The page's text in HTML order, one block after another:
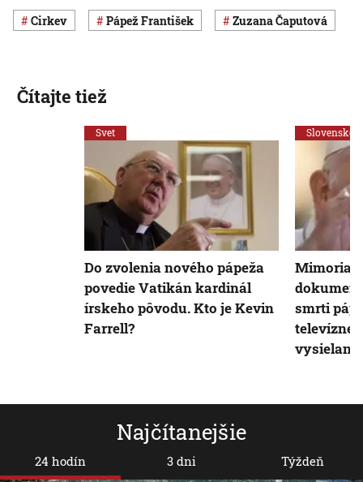
cirkev pápež František Zuzana Čaputová
Najčítanejšie
24 hodín 3 dni Týždeň
Čítajte tiež
Svet
Do zvolenia nového pápeža
povedie Vatikán kardinál
írskeho pôvodu. Kto je Kevin
Farrell?
Slovensko
smrti
televízne
vysielanie